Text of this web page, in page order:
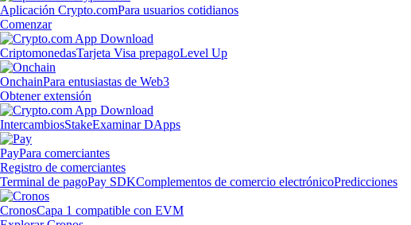
Aplicación Crypto.comPara usuarios cotidianos
Comenzar
CriptomonedasTarjeta Visa prepagoLevel Up
OnchainPara entusiastas de Web3
Obtener extensión
IntercambiosStakeExaminar DApps
PayPara comerciantes
Registro de comerciantes
Terminal de pagoPay SDKComplementos de comercio electrónicoPredicciones
CronosCapa 1 compatible con EVM